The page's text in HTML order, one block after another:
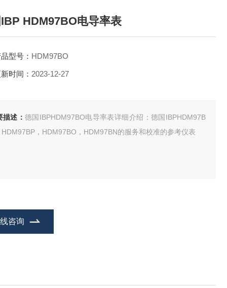
HDM97BO电导率表
型号： HDM97BO
时间： 2023-12-27
描述： 德国IBPHDM97BO电导率表详细介绍：德国IBPHDM97B
，HDM97BO，HDM97BN的服务和校准的参考仪表
咨询